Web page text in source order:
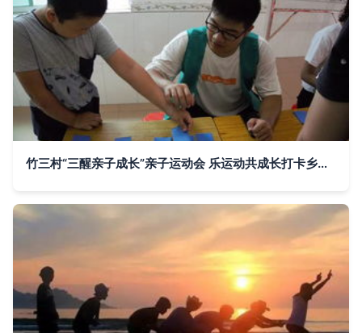
竹三村“三醒亲子成长”亲子运动会 乐运动共成长打卡乡村新趣